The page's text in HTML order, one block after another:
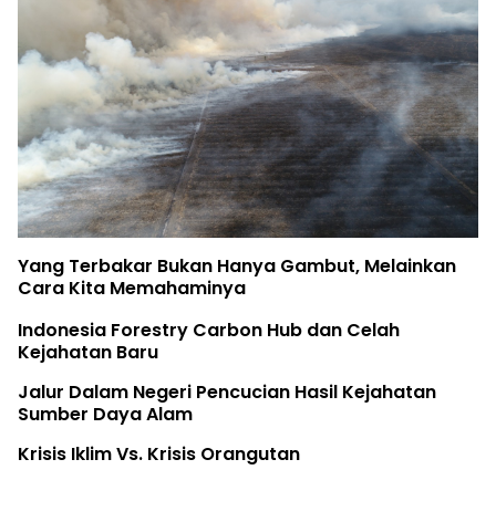
Yang Terbakar Bukan Hanya Gambut, Melainkan
Cara Kita Memahaminya
Indonesia Forestry Carbon Hub dan Celah
Kejahatan Baru
Jalur Dalam Negeri Pencucian Hasil Kejahatan
Sumber Daya Alam
Krisis Iklim Vs. Krisis Orangutan